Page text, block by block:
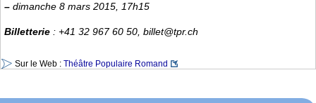
– dimanche 8 mars 2015, 17h15
Billetterie : +41 32 967 60 50, billet@tpr.ch
Sur le Web : Théâtre Populaire Romand